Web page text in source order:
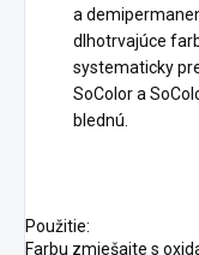
a
dlhotrvajúce
systematicky
SoColor a
blednú.
Použitie:
Farbu zmiešajte s